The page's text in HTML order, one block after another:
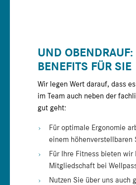
UND OBENDRAUF:
BENEFITS FÜR SIE
Wir legen Wert darauf, dass
im Team auch neben der
gut geht:
Für optimale Ergonomie
einem höhenverstellbaren
Für Ihre Fitness bieten wir
Mitgliedschaft bei
Nutzen Sie über uns auch